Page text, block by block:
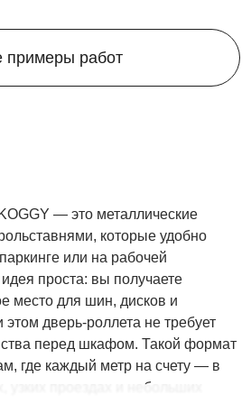
примеры работ
— это металлические
которые удобно
или на рабочей
проста: вы получаете
место для шин, дисков и
этом дверь-роллета не требует
перед шкафом. Такой формат
где каждый метр на счету — в
узких проездах и небольших